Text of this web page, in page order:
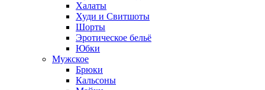
Халаты
Худи и Свитшоты
Шорты
Эротическое бельё
Юбки
Мужское
Брюки
Кальсоны